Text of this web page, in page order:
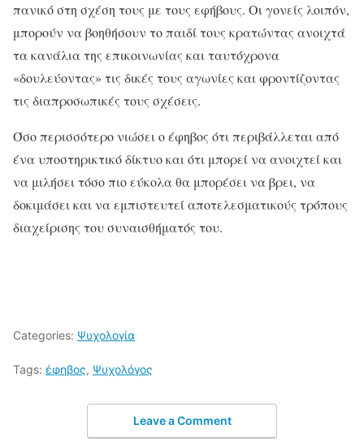
πανικό στη σχέση τους με τους εφήβους. Οι γονείς λοιπόν,
μπορούν να βοηθήσουν το παιδί τους κρατώντας ανοιχτά
τα κανάλια της επικοινωνίας και ταυτόχρονα
«δουλεύοντας» τις δικές τους αγωνίες και φροντίζοντας
τις διαπροσωπικές τους σχέσεις.
Όσο περισσότερο νιώσει ο έφηβος ότι περιβάλλεται από
ένα υποστηρικτικό δίκτυο και ότι μπορεί να ανοιχτεί και
να μιλήσει τόσο πιο εύκολα θα μπορέσει να βρει, να
δοκιμάσει και να εμπιστευτεί αποτελεσματικούς τρόπους
διαχείρισης του συναισθήματός του.
Categories: Ψυχολογία
Tags: έφηβος, Ψυχολόγος
Leave a Comment